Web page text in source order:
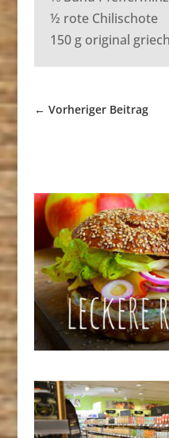
½ rote Chilischote
150 g original
← Vorheriger Beitrag